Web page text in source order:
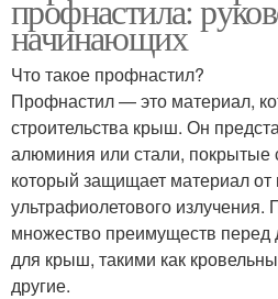
профнастила:
начинающих
Что такое профнастил?
Профнастил — это материал,
строительства крыш. Он
алюминия или стали,
который защищает материал от
ультрафиолетового
множество преимуществ перед
для крыш, такими как
другие.